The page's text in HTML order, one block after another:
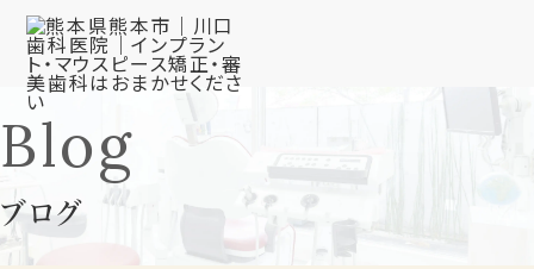
Blog
ブログ